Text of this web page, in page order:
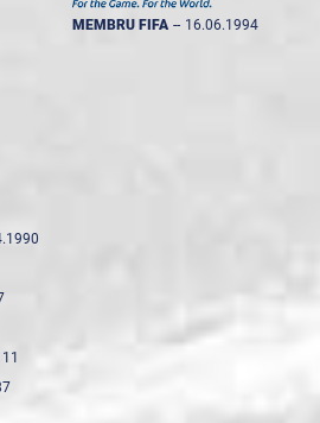
MEMBRU FIFA -- 16.06.1994